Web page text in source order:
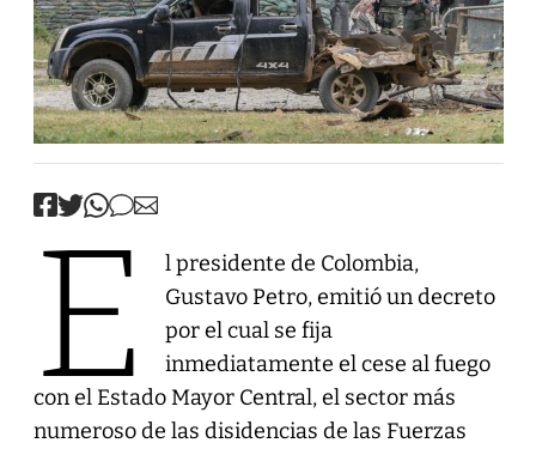
E
l presidente de Colombia,
Gustavo Petro, emitió un decreto
por el cual se fija
inmediatamente el cese al fuego
con el Estado Mayor Central, el sector más
numeroso de las disidencias de las Fuerzas